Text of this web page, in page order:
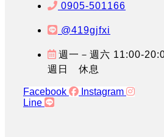
0905-501166
@419gjfxi
週一－週六 11:00-
週日 休息
Facebook
Instagram
Line